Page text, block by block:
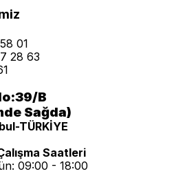
58 01
28 63
B
Sağda)
TÜRKİYE
Saatleri
09:00 - 18:00